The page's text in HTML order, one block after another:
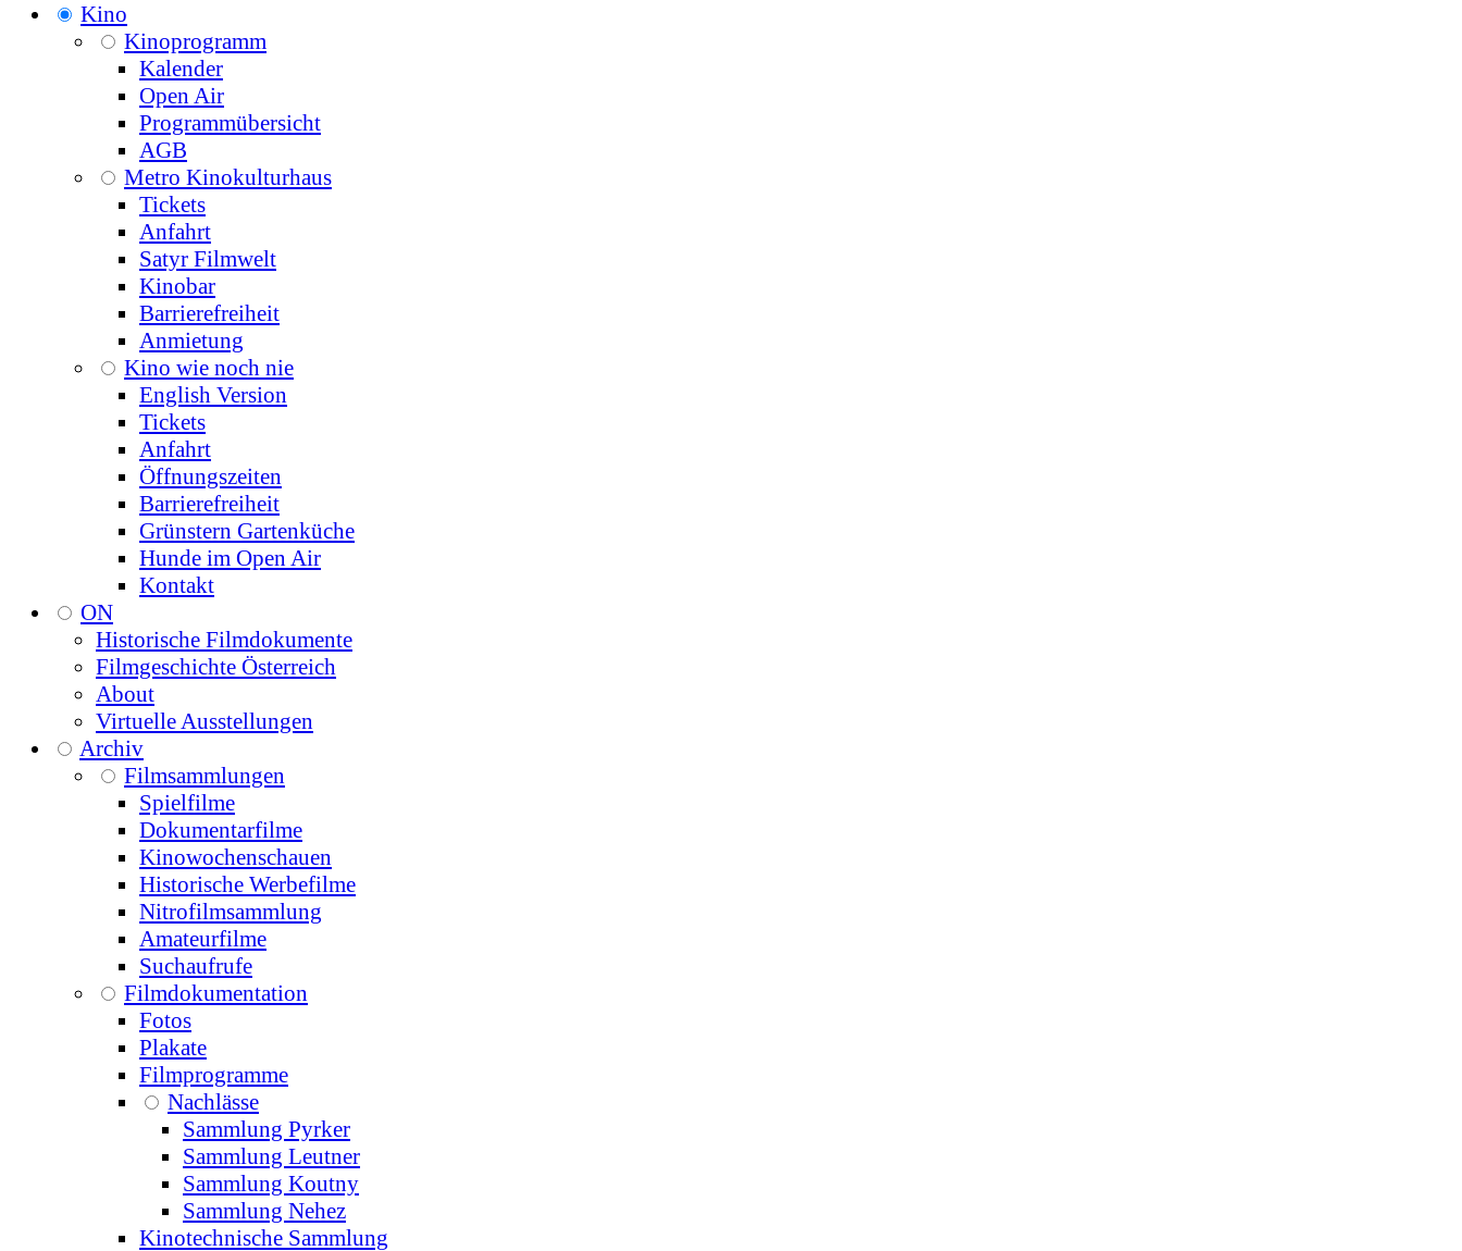
Kino
Kinoprogramm
Kalender
Open Air
Programmübersicht
AGB
Metro Kinokulturhaus
Tickets
Anfahrt
Satyr Filmwelt
Kinobar
Barrierefreiheit
Anmietung
Kino wie noch nie
English Version
Tickets
Anfahrt
Öffnungszeiten
Barrierefreiheit
Grünstern Gartenküche
Hunde im Open Air
Kontakt
ON
Historische Filmdokumente
Filmgeschichte Österreich
About
Virtuelle Ausstellungen
Archiv
Filmsammlungen
Spielfilme
Dokumentarfilme
Kinowochenschauen
Historische Werbefilme
Nitrofilmsammlung
Amateurfilme
Suchaufrufe
Filmdokumentation
Fotos
Plakate
Filmprogramme
Nachlässe
Sammlung Pyrker
Sammlung Leutner
Sammlung Koutny
Sammlung Nehez
Kinotechnische Sammlung